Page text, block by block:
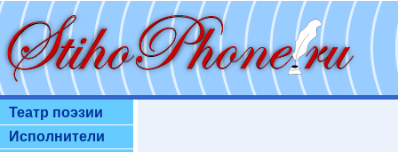
Театр поэзии
Исполнители